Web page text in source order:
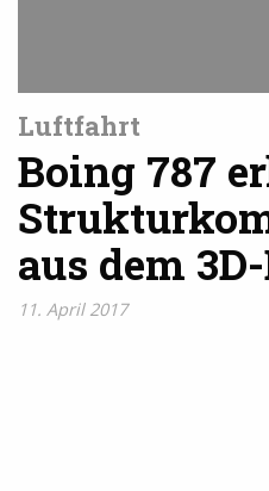
Luftfahrt
Boing 787
aus dem
11. April 2017